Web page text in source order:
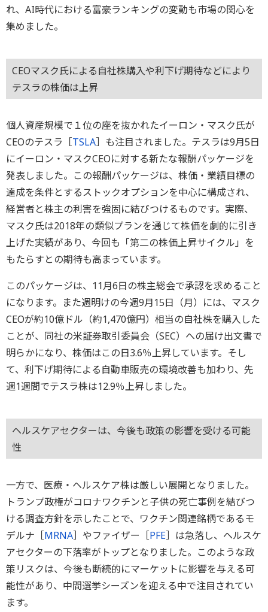
れ、AI時代における富豪ランキングの変動も市場の関心を
集めました。
CEOマスク氏による自社株購入や利下げ期待などにより
テスラの株価は上昇
個人資産規模で１位の座を抜かれたイーロン・マスク氏が
CEOのテスラ［TSLA］も注目されました。テスラは9月5日
にイーロン・マスクCEOに対する新たな報酬パッケージを
発表しました。この報酬パッケージは、株価・業績目標の
達成を条件とするストックオプションを中心に構成され、
経営者と株主の利害を強固に結びつけるものです。実際、
マスク氏は2018年の類似プランを通じて株価を劇的に引き
上げた実績があり、今回も「第二の株価上昇サイクル」を
もたらすとの期待も高まっています。
このパッケージは、11月6日の株主総会で承認を求めること
になります。また週明けの今週9月15日（月）には、マスク
CEOが約10億ドル（約1,470億円）相当の自社株を購入した
ことが、同社の米証券取引委員会（SEC）への届け出文書で
明らかになり、株価はこの日3.6％上昇しています。そし
て、利下げ期待による自動車販売の環境改善も加わり、先
週1週間でテスラ株は12.9％上昇しました。
ヘルスケアセクターは、今後も政策の影響を受ける可能
性
一方で、医療・ヘルスケア株は厳しい展開となりました。
トランプ政権がコロナワクチンと子供の死亡事例を結びつ
ける調査方針を示したことで、ワクチン関連銘柄であるモ
デルナ［MRNA］やファイザー［PFE］は急落し、ヘルスケ
アセクターの下落率がトップとなりました。このような政
策リスクは、今後も断続的にマーケットに影響を与える可
能性があり、中間選挙シーズンを迎える中で注目されてい
ます。